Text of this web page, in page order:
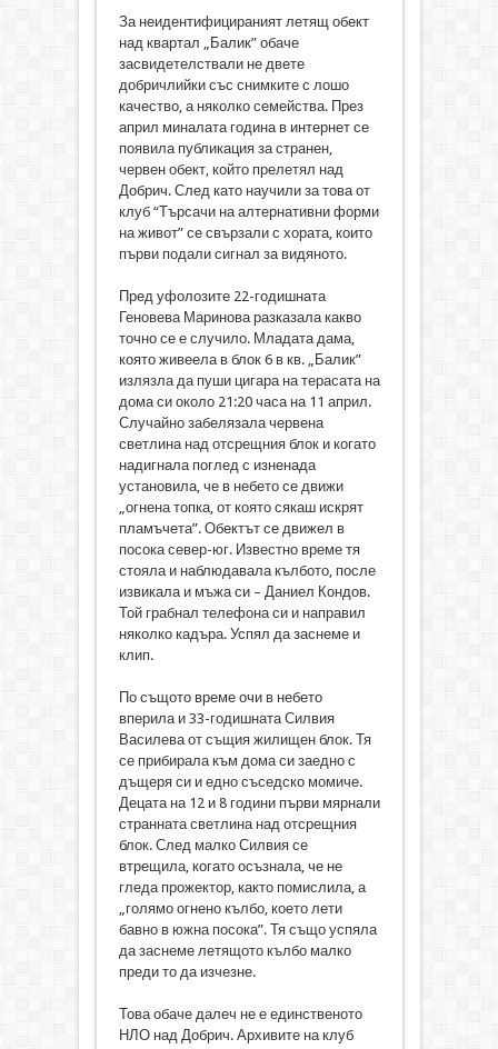
За неидентифицираният летящ обект
над квартал „Балик” обаче
засвидетелствали не двете
добричлийки със снимките с лошо
качество, а няколко семейства. През
април миналата година в интернет се
появила публикация за странен,
червен обект, който прелетял над
Добрич. След като научили за това от
клуб “Търсачи на алтернативни форми
на живот” се свързали с хората, които
първи подали сигнал за видяното.
Пред уфолозите 22-годишната
Геновева Маринова разказала какво
точно се е случило. Младата дама,
която живеела в блок 6 в кв. „Балик”
излязла да пуши цигара на терасата на
дома си около 21:20 часа на 11 април.
Случайно забелязала червена
светлина над отсрещния блок и когато
надигнала поглед с изненада
установила, че в небето се движи
„огнена топка, от която сякаш искрят
пламъчета”. Обектът се движел в
посока север-юг. Известно време тя
стояла и наблюдавала кълбото, после
извикала и мъжа си – Даниел Кондов.
Той грабнал телефона си и направил
няколко кадъра. Успял да заснеме и
клип.
По същото време очи в небето
вперила и 33-годишната Силвия
Василева от същия жилищен блок. Тя
се прибирала към дома си заедно с
дъщеря си и едно съседско момиче.
Децата на 12 и 8 години първи мярнали
странната светлина над отсрещния
блок. След малко Силвия се
втрещила, когато осъзнала, че не
гледа прожектор, както помислила, а
„голямо огнено кълбо, което лети
бавно в южна посока”. Тя също успяла
да заснеме летящото кълбо малко
преди то да изчезне.
Това обаче далеч не е единственото
НЛО над Добрич. Архивите на клуб